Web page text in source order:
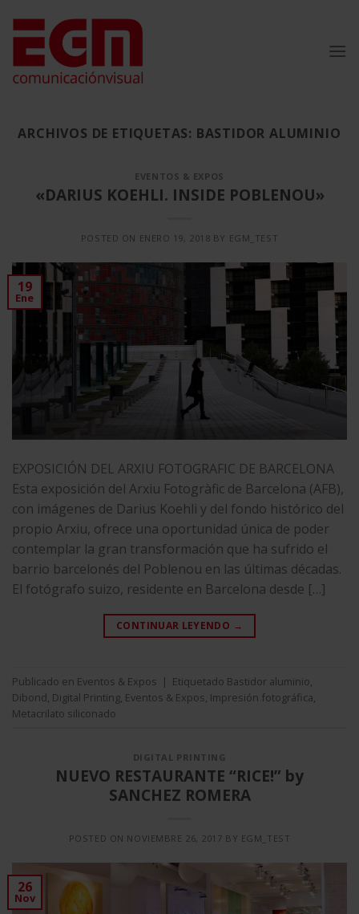
contenido
ARCHIVOS DE ETIQUETAS: BASTIDOR ALUMINIO
EVENTOS & EXPOS
«DARIUS KOEHLI. INSIDE POBLENOU»
POSTED ON ENERO 19, 2018 BY EGM_TEST
19
Ene
EXPOSICIÓN DEL ARXIU FOTOGRAFIC DE BARCELONA
Esta exposición del Arxiu Fotogràfic de Barcelona (AFB),
con imágenes de Darius Koehli y del fondo histórico del
propio Arxiu, ofrece una oportunidad única de poder
contemplar la gran transformación que ha sufrido el
barrio barcelonés del Poblenou en las últimas décadas.
El fotógrafo suizo, residente en Barcelona desde […]
CONTINUAR LEYENDO →
Publicado en Eventos & Expos | Etiquetado Bastidor aluminio,
Dibond, Digital Printing, Eventos & Expos, Impresión fotográfica,
Metacrilato siliconado
DIGITAL PRINTING
NUEVO RESTAURANTE “RICE!” by
SANCHEZ ROMERA
POSTED ON NOVIEMBRE 26, 2017 BY EGM_TEST
26
Nov